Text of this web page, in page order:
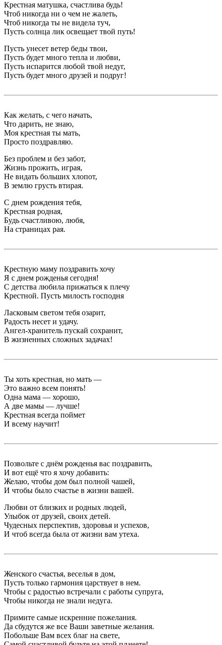
Крестная матушка, счастлива будь!
Чтоб никогда ни о чем не жалеть,
Чтоб никогда ты не видела туч,
Пусть солнца лик освещает твой путь!
Пусть унесет ветер беды твои,
Пусть будет много тепла и любви,
Пусть испарится любой твой недуг,
Пусть будет много друзей и подруг!
Как желать, с чего начать,
Что дарить, не знаю,
Моя крестная ты мать,
Просто поздравляю.
Без проблем и без забот,
Жизнь прожить, играя,
Не видать больших хлопот,
В землю грусть втирая.
С днем рождения тебя,
Крестная родная,
Будь счастливою, любя,
На страницах рая.
Крестную маму поздравить хочу
Я с днем рожденья сегодня!
С детства любила прижаться к плечу
Крестной. Пусть милость господня
Ласковым светом тебя озарит,
Радость несет и удачу.
Ангел-хранитель пускай сохранит,
В жизненных сложных задачах!
Ты хоть крестная, но мать —
Это важно всем понять!
Одна мама — хорошо,
А две мамы — лучше!
Крестная всегда поймет
И всему научит!
Позвольте с днём рожденья вас поздравить,
И вот ещё что я хочу добавить:
Желаю, чтобы дом был полной чашей,
И чтобы было счастье в жизни вашей.
Любви от близких и родных людей,
Улыбок от друзей, своих детей.
Чудесных перспектив, здоровья и успехов,
И чтоб всегда была от жизни вам утеха.
Женского счастья, веселья в дом,
Пусть только гармония царствует в нем.
Чтобы с радостью встречали с работы супруга,
Чтобы никогда не знали недуга.
Примите самые искренние пожелания.
Да сбудутся же все Ваши заветные желания.
Побольше Вам всех благ на свете,